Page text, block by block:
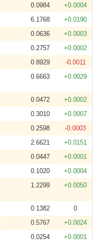
0.0984
+0.0004
6.1768
+0.0190
0.0636
+0.0003
0.2757
+0.0002
0.8929
-0.0011
0.6663 +0.0029
0.0472
+0.0002
0.3010
+0.0007
0.2598
-0.0003
2.6621
+0.0151
0.0447
+0.0001
0.1020
+0.0004
1.2299 +0.0050
0.1382
0
0.5767
+0.0024
0.0254
+0.0001